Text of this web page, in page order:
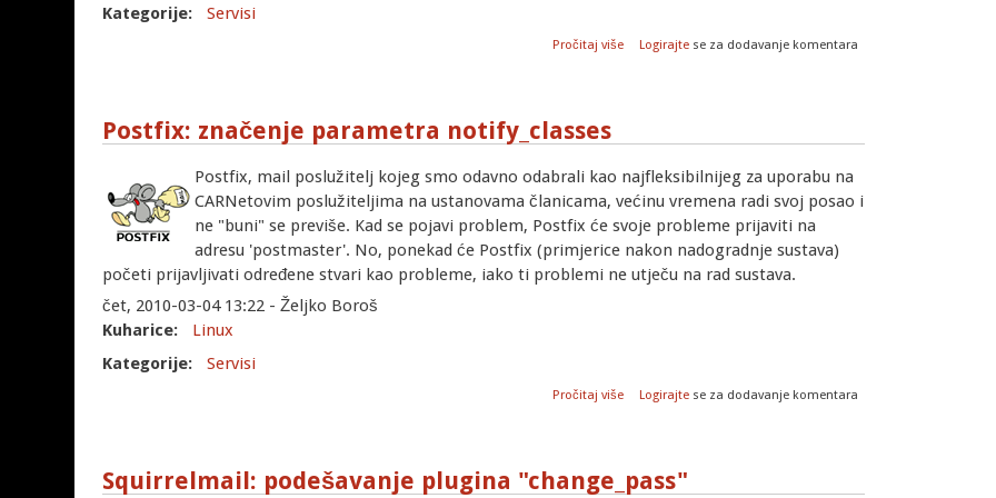
Kategorije: Servisi
Pročitaj više o Postfix: kako zabraniti primanje određenih dolaznih poruka?
Logirajte se za dodavanje komentara
Postfix: značenje parametra notify_classes
Postfix, mail poslužitelj kojeg smo odavno odabrali kao najfleksibilnijeg za uporabu na
CARNetovim poslužiteljima na ustanovama članicama, većinu vremena radi svoj posao i
ne "buni" se previše. Kad se pojavi problem, Postfix će svoje probleme prijaviti na
adresu 'postmaster'. No, ponekad će Postfix (primjerice nakon nadogradnje sustava)
početi prijavljivati određene stvari kao probleme, iako ti problemi ne utječu na rad sustava.
čet, 2010-03-04 13:22 - Željko Boroš
Kuharice:
Linux
Kategorije:
Servisi
Pročitaj više o Postfix: značenje parametra notify_classes
Logirajte se za dodavanje komentara
Squirrelmail: podešavanje plugina "change_pass"